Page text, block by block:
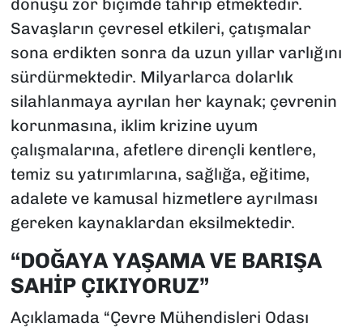
Savaşların çevresel etkileri, çatışmalar
sona erdikten sonra da uzun yıllar varlığını
sürdürmektedir. Milyarlarca dolarlık
silahlanmaya ayrılan her kaynak; çevrenin
korunmasına, iklim krizine uyum
çalışmalarına, afetlere dirençli kentlere,
temiz su yatırımlarına, sağlığa, eğitime,
adalete ve kamusal hizmetlere ayrılması
gereken kaynaklardan eksilmektedir.
“DOĞAYA YAŞAMA VE BARIŞA
SAHİP ÇIKIYORUZ”
Açıklamada “Çevre Mühendisleri Odası